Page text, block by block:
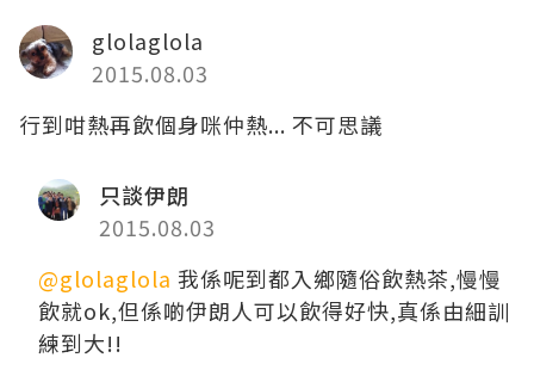
glolaglola
2015.08.03
行到咁熱再飲個身咪仲熱... 不可思議
只談伊朗
2015.08.03
@glolaglola 我係呢到都入鄉隨俗飲熱茶,慢慢
飲就ok,但係啲伊朗人可以飲得好快,真係由細訓
練到大!!